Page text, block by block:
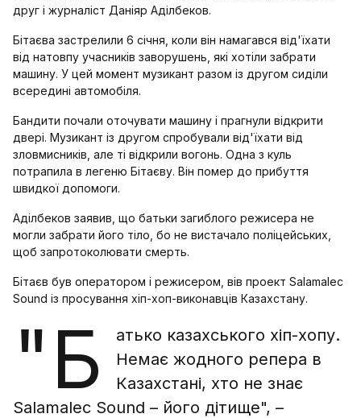
друг і журналіст Даніяр Аділбеков.
Бітаєва застрелили 6 січня, коли він намагався від'їхати
від натовпу учасників заворушень, які хотіли забрати
машину. У цей момент музикант разом із другом сиділи
всередині автомобіля.
Бандити почали оточувати машину і прагнули відкрити
двері. Музикант із другом спробували від'їхати від
зловмисників, але ті відкрили вогонь. Одна з куль
потрапила в легеню Бітаєву. Він помер до прибуття
швидкої допомоги.
Аділбеков заявив, що батьки загиблого режисера не
могли забрати його тіло, бо не вистачало поліцейських,
щоб запротоколювати смерть.
Бітаєв був оператором і режисером, вів проект Salamalec
Sound із просування хіп-хоп-виконавців Казахстану.
"Б
атько казахського хіп-хопу.
Немає жодного репера в
Казахстані, хто не знає
Salamalec Sound – його дітище", –